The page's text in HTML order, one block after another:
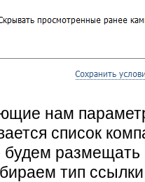
нам
список
будем размещать
тип ссылки